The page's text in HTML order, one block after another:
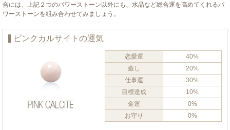
合には、上記２つのパワーストーン以外にも、水晶など総合運を高めてくれるパ
ワーストーンを組み合わせてみましょう。
ピンクカルサイトの運気
恋愛運
40%
癒し
20%
仕事運
30%
目標達成
10%
金運
0%
お守り
0%